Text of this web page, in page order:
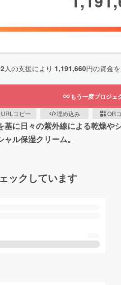
人の支援により 1,191,660円の資金を
もう一度プロジェ
URLコピー 埋め込み QR
に日々の紫外線による乾燥
ル保湿クリーム。
ックしています